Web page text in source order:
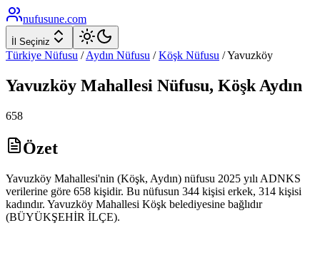
nufusune.com
İl Seçiniz
Türkiye Nüfusu / Aydın Nüfusu / Köşk Nüfusu /Yavuzköy
Yavuzköy Mahallesi Nüfusu, Köşk Aydın
658
Özet
Yavuzköy Mahallesi'nin (Köşk, Aydın) nüfusu 2025 yılı ADNKS
verilerine göre 658 kişidir. Bu nüfusun 344 kişisi erkek, 314 kişisi
kadındır. Yavuzköy Mahallesi Köşk belediyesine bağlıdır
(BÜYÜKŞEHİR İLÇE).